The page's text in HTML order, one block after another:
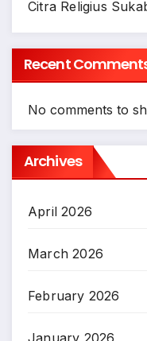
Citra Religius
Recent
No comments to
Archives
April 2026
March 2026
February 2026